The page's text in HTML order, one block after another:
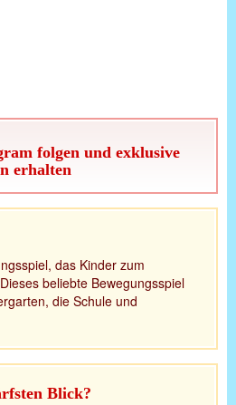
folgen und exklusive
erhalten
das Kinder zum
beliebte Bewegungsspiel
die Schule und
Blick?